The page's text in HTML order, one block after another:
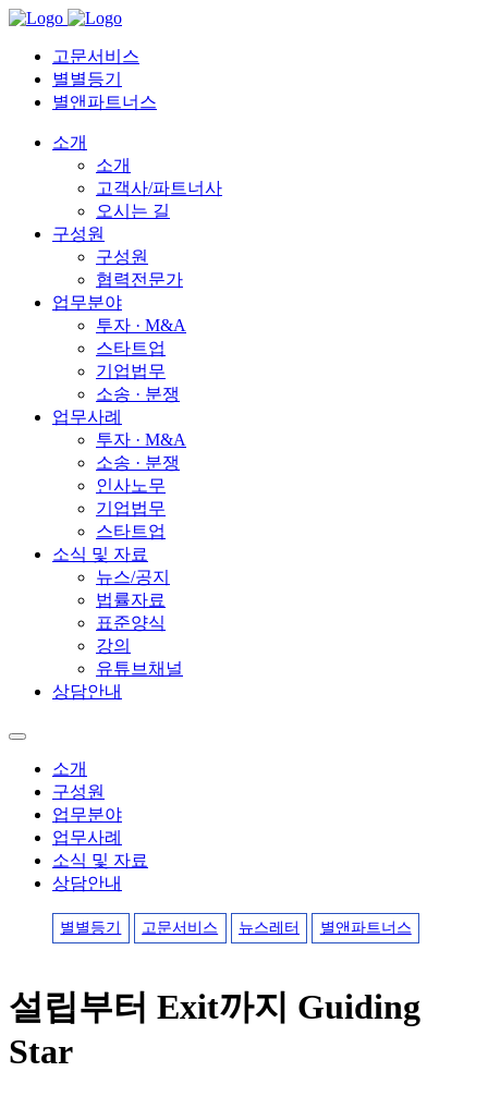
고문서비스
별별등기
별앤파트너스
소개
소개
고객사/파트너사
오시는 길
구성원
구성원
협력전문가
업무분야
투자 · M&A
스타트업
기업법무
소송 · 분쟁
업무사례
투자 · M&A
소송 · 분쟁
인사노무
기업법무
스타트업
소식 및 자료
뉴스/공지
법률자료
표준양식
강의
유튜브채널
상담안내
소개
구성원
업무분야
업무사례
소식 및 자료
상담안내
별별등기 고문서비스 뉴스레터 별앤파트너스
설립부터 Exit까지 Guiding
Star